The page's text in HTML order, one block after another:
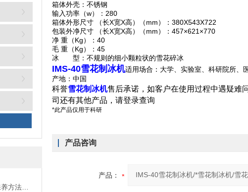
箱体外壳：不锈钢
输入功率（w）：280
箱体外形尺寸 （长X宽X高）（mm）：380X543X722
包装外净尺寸 （长X宽X高）（mm）：457×621×770
净 重（Kg）：40
毛 重（Kg）：45
冰 型：不规则的细小颗粒状的雪花碎冰
IMS-40雪花制冰机适用场合：大学、实验室、科研院所、
产地：中国
科誉雪花制冰机售后承诺，如客户在使用过程中遇疑难
司还有其他产品，请登录查询
*此产品仅用于科研
产品咨询
产品：